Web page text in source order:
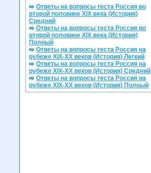
Ответы на вопросы теста Россия во
второй половине XIX века (История)
Средний
Ответы на вопросы теста Россия во
второй половине XIX века (История)
Полный
Ответы на вопросы теста Россия на
рубеже XIX-XX веков (История) Легкий
Ответы на вопросы теста Россия на
рубеже XIX-XX веков (История) Средний
Ответы на вопросы теста Россия на
рубеже XIX-XX веков (История) Полный